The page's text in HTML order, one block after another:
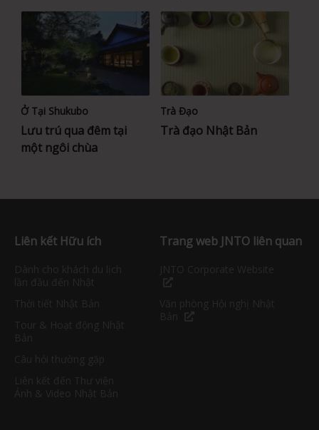
Ở Tại Shukubo
Lưu trú qua đêm tại
một ngôi chùa
Trà Đạo
Trà đạo Nhật Bản
Liên kết Hữu ích Trang web JNTO liên quan